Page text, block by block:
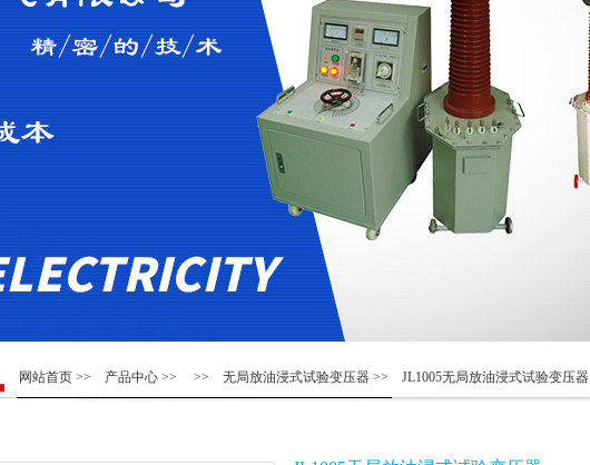
网站首页 >> 产品中心 >> >> 无局放油浸式试验变压器 >> JL1005无局放油浸式试验变压器